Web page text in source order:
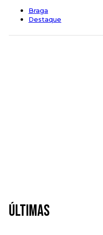
Braga
Destaque
Últimas